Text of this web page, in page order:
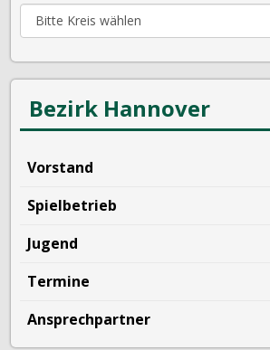
Bezirk Hannover
Vorstand
Spielbetrieb
Jugend
Termine
Ansprechpartner